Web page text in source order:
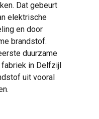
Dat gebeurt
elektrische
en door
brandstof.
duurzame
in Delfzijl
uit vooral